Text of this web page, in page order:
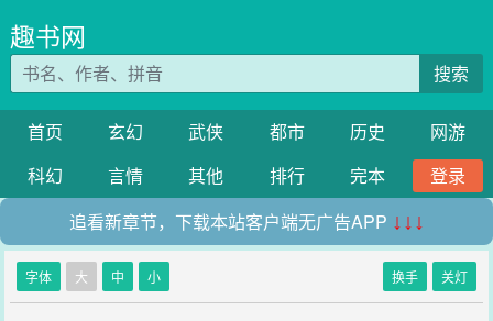
趣书网
搜索
首页 玄幻 武侠 都市 历史
网游
科幻
言情 其他 排行 完本
登录
追看新章节，下载本站客户端无广告APP ↓↓↓
字体 大 中 小 换手 关灯